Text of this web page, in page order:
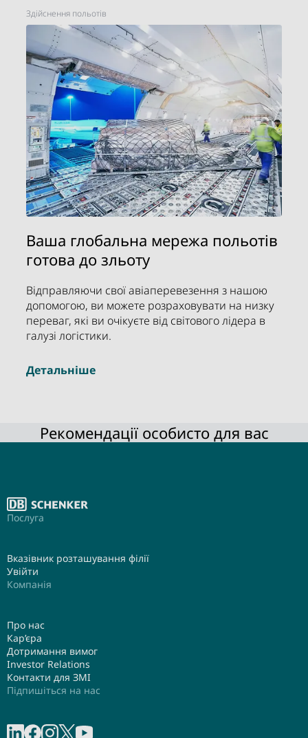
Здійснення польотів
Ваша глобальна мережа польотів
готова до зльоту
Відправляючи свої авіаперевезення з нашою
допомогою, ви можете розраховувати на низку
переваг, які ви очікуєте від світового лідера в
галузі логістики.
Детальніше
Рекомендації особисто для вас
Послуга
Вказівник розташування філії
Увійти
Компанія
Про нас
Кар’єра
Дотримання вимог
Investor Relations
Контакти для ЗМІ
Підпишіться на нас